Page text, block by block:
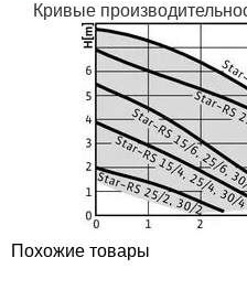
Кривые
Похожие товары